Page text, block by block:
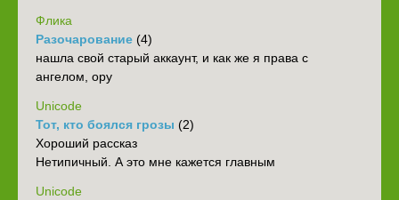
Флика
Разочарование (4)
нашла свой старый аккаунт, и как же я права с
ангелом, ору
Unicode
Тот, кто боялся грозы (2)
Хороший рассказ
Нетипичный. А это мне кажется главным
Unicode